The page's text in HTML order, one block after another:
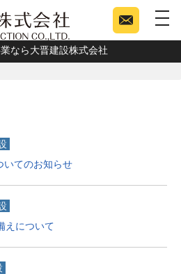
なら大晋建設株式会社
いてのお知らせ
えについて